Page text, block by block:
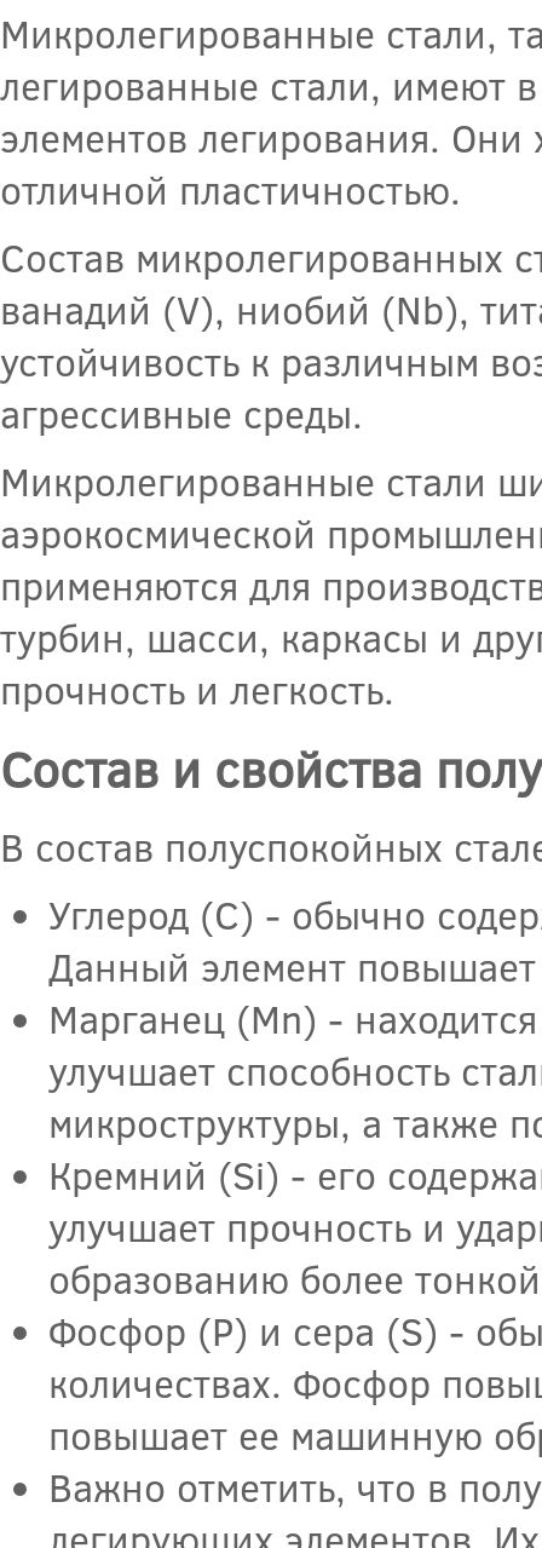
Микролегированные стали,
легированные стали, имеют
элементов легирования.
отличной пластичностью.
Состав микролегированных
ванадий (V), ниобий (Nb),
устойчивость к различным
агрессивные среды.
Микролегированные стали
аэрокосмической
применяются для
турбин, шасси, каркасы и
прочность и легкость.
Состав и свойства
В состав полуспокойных
Углерод (С) - обычно
Данный элемент повышает
Марганец (Mn) -
улучшает способность
микроструктуры, а также
Кремний (Si) - его
улучшает прочность и
образованию более
Фосфор (P) и сера (S) -
количествах. Фосфор
повышает ее машинную
Важно отметить, что в